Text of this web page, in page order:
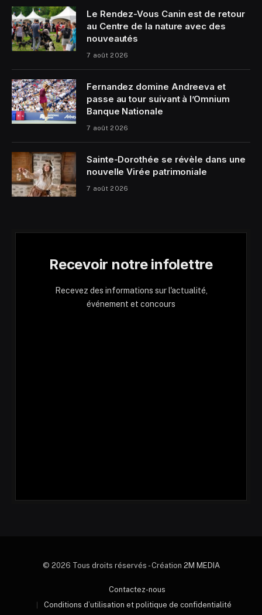
Le Rendez-Vous Canin est de retour
au Centre de la nature avec des
nouveautés
7 août 2026
Fernandez domine Andreeva et
passe au tour suivant à l’Omnium
Banque Nationale
7 août 2026
Sainte-Dorothée se révèle dans une
nouvelle Virée patrimoniale
7 août 2026
Recevoir notre infolettre
Recevez des informations sur l'actualité,
événement et concours
© 2026 Tous droits réservés - Création 2M MEDIA
Contactez-nous
Conditions d’utilisation et politique de confidentialité